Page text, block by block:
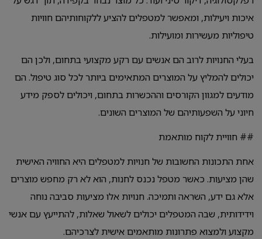
איכות ויעילות, ומאפשר למטפלים להציע ללקוחותיהם חוויות
טיפוליות מעשירות ומועילות.
בעלי החנויות לרוב הם אנשים עם רקע מקצועי בתחום, ולכן הם
יכולים להמליץ על המוצרים המתאימים ביותר לכל סוג טיפול. הם
מודעים למגוון הקורסים וההכשרות בתחום, ויכולים לספק מידע
חיוני על השפעותיהם של המוצרים השונים.
## חוויית לקוח מותאמת
אחת התכונות החשובות של חנויות למטפלים היא החוויה האישית
שהן מציעות. כאשר מטפל נכנס לחנות, הוא לא רק מחפש מוצרים
אלא גם ידע, השראה ותמיכה. חנויות אלו מציעות סביבה נוחה
וידידותית, שבה המטפלים יכולים לשאול שאלות, להתייעץ עם אנשי
מקצוע ולמצוא פתרונות מותאמים אישית לצרכיהם.